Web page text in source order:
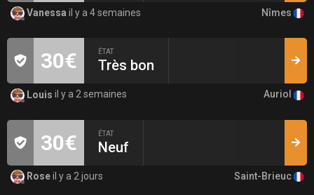
Vanessa il y a 4 semaines Nîmes
30€ ÉTAT
Très bon
Louis il y a 2 semaines Auriol
30€ ÉTAT
Neuf
Roseil y a 2 jours Saint-Brieuc